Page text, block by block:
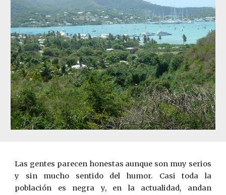
Las gentes parecen honestas aunque son muy serios
y sin mucho sentido del humor. Casi toda la
población es negra y, en la actualidad, andan